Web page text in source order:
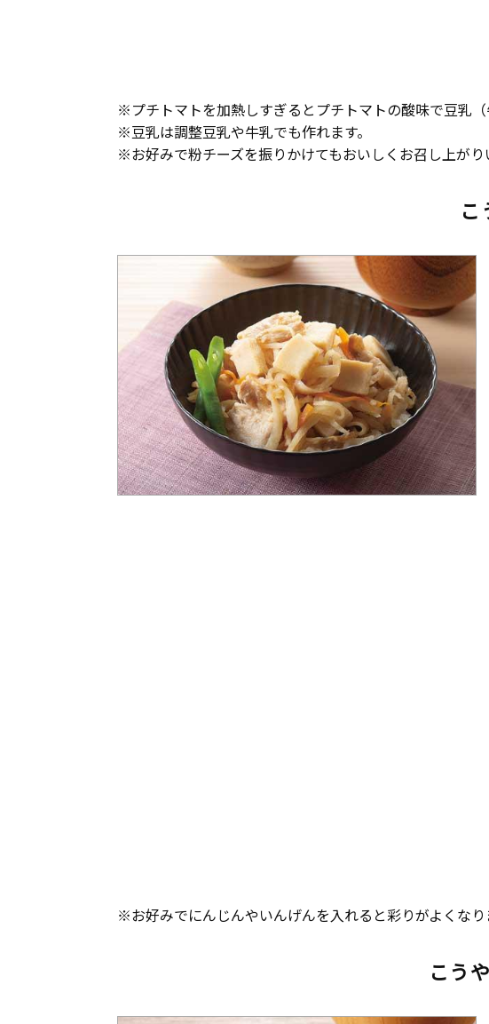
※プチトマトを加熱しすぎるとプチトマトの酸味で豆乳（
※豆乳は調整豆乳や牛乳でも作れます。
※お好みで粉チーズを振りかけてもおいしくお召し上がり
※お好みでにんじんやいんげんを入れると彩りがよくなり
こう